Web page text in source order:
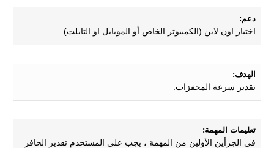
دعم:
اختبار اون لاين (الكمبيوتر الخاص أو الموبايل او التابلت).
الهدف:
تقدير سرعة المحفزات.
تعليمات المهمة:
في الجزأين الأولين من المهمة ، يجب على المستخدم تقدير الحافز